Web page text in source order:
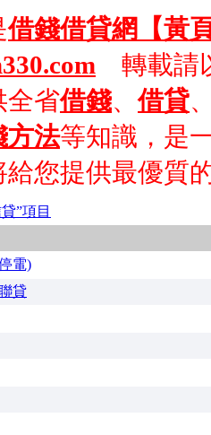
借錢借貸網【黃
轉載請
全省借錢、借貸
方法等知識，是
給您提供最優質
”項目
電)
貸